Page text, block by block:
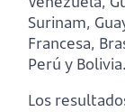
Surinam,
Francesa,
Perú y Bolivia.
Los